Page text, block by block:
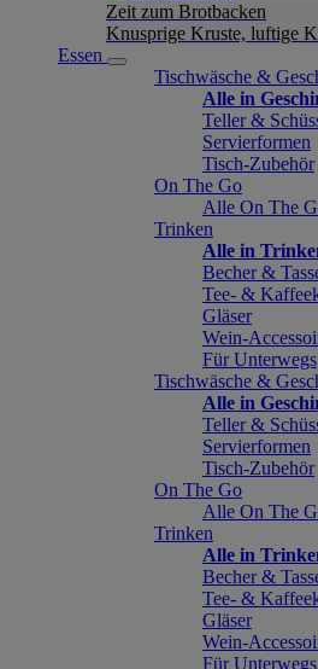
Zeit zum Brotbacken
Knusprige Kruste, luftige
Essen
Tischwäsche &
Alle in
Teller &
Servierformen
Tisch-Zubehör
On The Go
Alle On The
Trinken
Alle in
Becher &
Tee- &
Gläser
Wein-
Für Unterwegs
Tischwäsche &
Alle in
Teller &
Servierformen
Tisch-Zubehör
On The Go
Alle On The
Trinken
Alle in
Becher &
Tee- &
Gläser
Wein-
Für Unterwegs